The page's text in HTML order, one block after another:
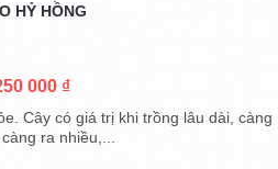
HỶ HỒNG
000 ₫
Cây có giá trị khi trồng lâu dài, càng
ra nhiều,...